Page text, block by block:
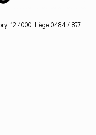
12 4000 Liège 0484 / 877